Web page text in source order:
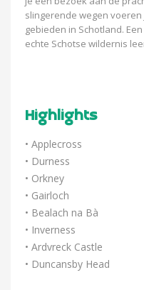
slingerende wegen
gebieden in Schotland.
echte Schotse wildernis
Highlights
• Applecross
• Durness
• Orkney
• Gairloch
• Bealach na Bà
• Inverness
• Ardvreck Castle
• Duncansby Head